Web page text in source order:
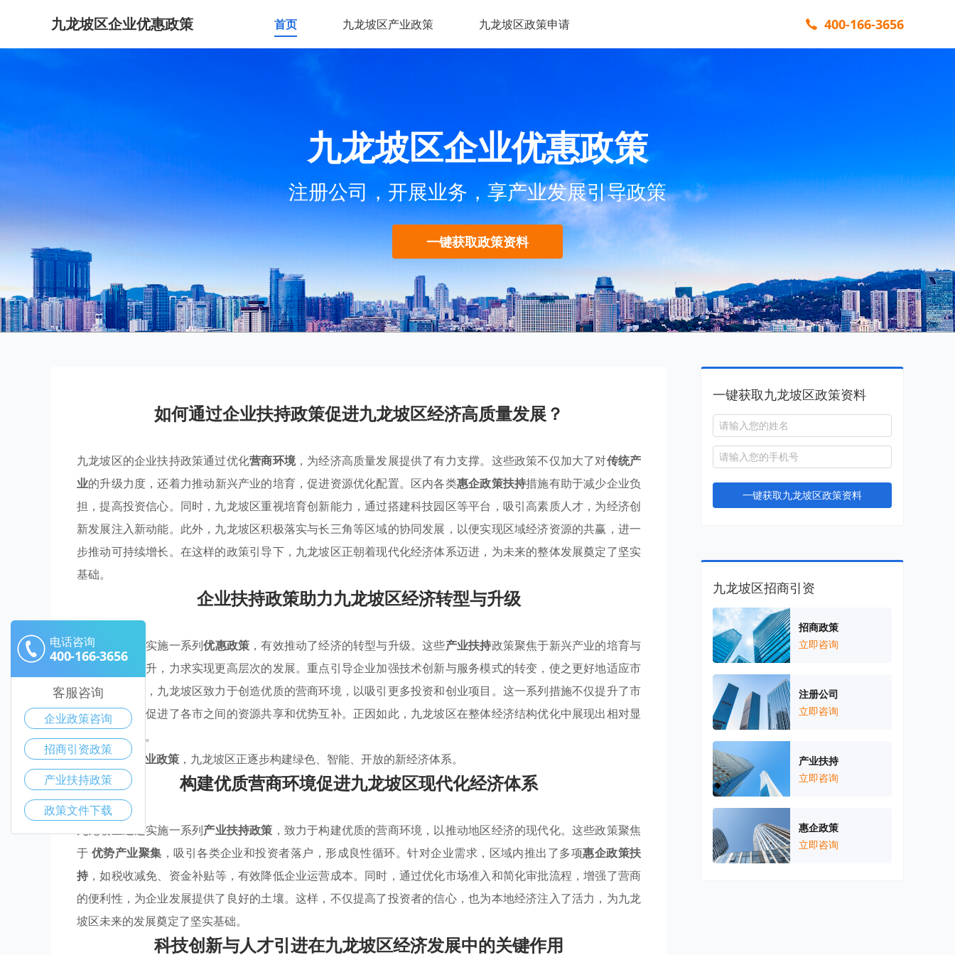
九龙坡区企业优惠政策 首页 九龙坡区产业政策 九龙坡区政策申请 400-166-3656
九龙坡区企业优惠政策
注册公司，开展业务，享产业发展引导政策
一键获取政策资料
如何通过企业扶持政策促进九龙坡区经济高质量发展？
九龙坡区的企业扶持政策通过优化营商环境，为经济高质量发展提供了有力支撑。这些政策不仅加大了对传统产
业的升级力度，还着力推动新兴产业的培育，促进资源优化配置。区内各类惠企政策扶持措施有助于减少企业负
担，提高投资信心。同时，九龙坡区重视培育创新能力，通过搭建科技园区等平台，吸引高素质人才，为经济创
新发展注入新动能。此外，九龙坡区积极落实与长三角等区域的协同发展，以便实现区域经济资源的共赢，进一
步推动可持续增长。在这样的政策引导下，九龙坡区正朝着现代化经济体系迈进，为未来的整体发展奠定了坚实
基础。
企业扶持政策助力九龙坡区经济转型与升级
九龙坡区通过实施一系列优惠政策 ，有效推动了经济的转型与升级。这些产业扶持政策聚焦于新兴产业的培育与
传统产业的提升，力求实现更高层次的发展。重点引导企业加强技术创新与服务模式的转变，使之更好地适应市
场需求。同时，九龙坡区致力于创造优质的营商环境，以吸引更多投资和创业项目。这一系列措施不仅提升了市
场竞争力，也促进了各市之间的资源共享和优势互补。正因如此，九龙坡区在整体经济结构优化中展现出相对显
著的发展潜力。
借助有效的
产业政策 ，九龙坡区正逐步构建绿色、智能、开放的新经济体系。
构建优质营商环境促进九龙坡区现代化经济体系
九龙坡区通过实施一系列产业扶持政策 ，致力于构建优质的营商环境，以推动地区经济的现代化。这些政策聚焦
于 优势产业聚集 ，吸引各类企业和投资者落户，形成良性循环。针对企业需求，区域内推出了多项惠企政策扶
持 ，如税收减免、资金补贴等，有效降低企业运营成本。同时，通过优化市场准入和简化审批流程，增强了营商
的便利性，为企业发展提供了良好的土壤。这样，不仅提高了投资者的信心，也为本地经济注入了活力，为九龙
坡区未来的发展奠定了坚实基础。
科技创新与人才引进在九龙坡区经济发展中的关键作用
一键获取九龙坡区政策资料
一键获取九龙坡区政策资料
九龙坡区招商引资
招商政策
立即咨询
注册公司
立即咨询
产业扶持
立即咨询
惠企政策
立即咨询
电话咨询
400-166-3656
客服咨询
企业政策咨询
招商引资政策
产业扶持政策
政策文件下载